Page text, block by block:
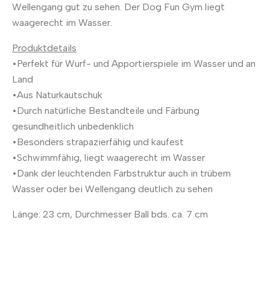
Wellengang gut zu sehen. Der Dog Fun Gym liegt
waagerecht im Wasser.
Produktdetails
•Perfekt für Wurf- und Apportierspiele im Wasser und an
Land
•Aus Naturkautschuk
•Durch natürliche Bestandteile und Färbung
gesundheitlich unbedenklich
•Besonders strapazierfähig und kaufest
•Schwimmfähig, liegt waagerecht im Wasser
•Dank der leuchtenden Farbstruktur auch in trübem
Wasser oder bei Wellengang deutlich zu sehen
Länge: 23 cm, Durchmesser Ball bds. ca. 7 cm